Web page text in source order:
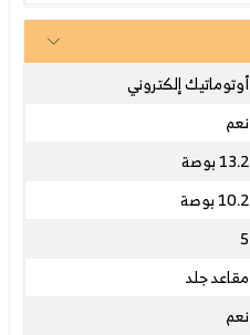
أوتوماتيك إلكتروني
نعم
13.2 بوصة
10.2 بوصة
5
مقاعد جلد
نعم